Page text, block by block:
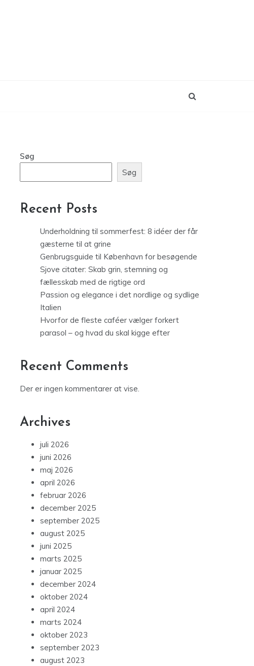
Søg
Søg
Recent Posts
Underholdning til sommerfest: 8 idéer der får
gæsterne til at grine
Genbrugsguide til København for besøgende
Sjove citater: Skab grin, stemning og
fællesskab med de rigtige ord
Passion og elegance i det nordlige og sydlige
Italien
Hvorfor de fleste caféer vælger forkert
parasol – og hvad du skal kigge efter
Recent Comments
Der er ingen kommentarer at vise.
Archives
juli 2026
juni 2026
maj 2026
april 2026
februar 2026
december 2025
september 2025
august 2025
juni 2025
marts 2025
januar 2025
december 2024
oktober 2024
april 2024
marts 2024
oktober 2023
september 2023
august 2023